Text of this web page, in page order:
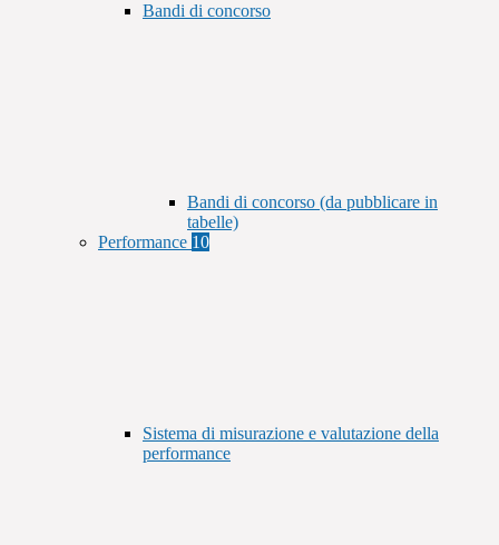
Bandi di concorso
Bandi di concorso (da pubblicare in
tabelle)
Performance 10
Sistema di misurazione e valutazione della
performance